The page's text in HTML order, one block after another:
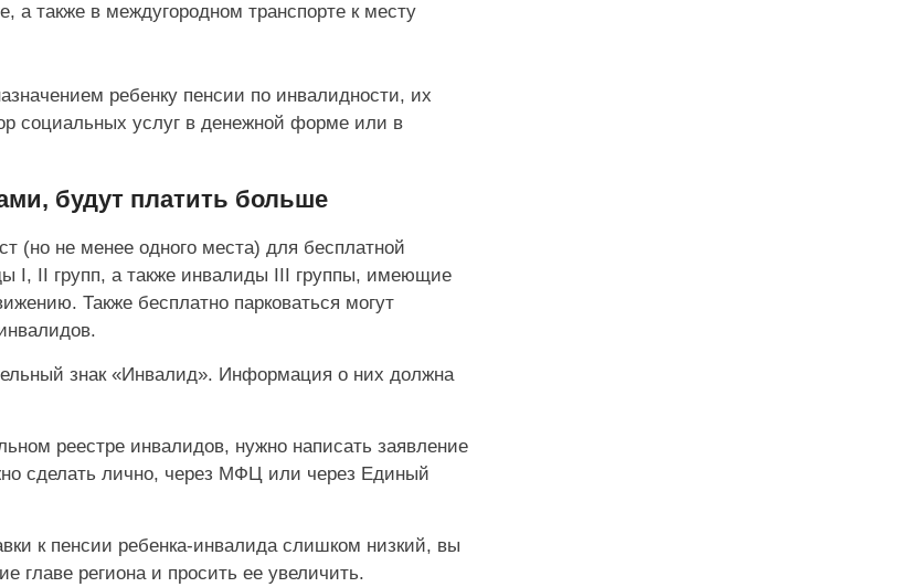
а также в междугородном транспорте к месту
ребенку пенсии по инвалидности, их
социальных услуг в денежной форме или в
будут платить больше
(но не менее одного места) для бесплатной
I, II групп, а также инвалиды III группы, имеющие
Также бесплатно парковаться могут
знак «Инвалид». Информация о них должна
реестре инвалидов, нужно написать заявление
сделать лично, через МФЦ или через Единый
к пенсии ребенка-инвалида слишком низкий, вы
главе региона и просить ее увеличить.